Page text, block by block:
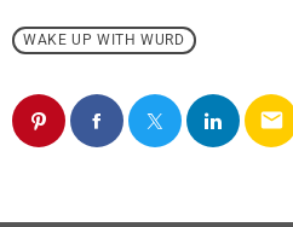
WAKE UP WITH WURD
email